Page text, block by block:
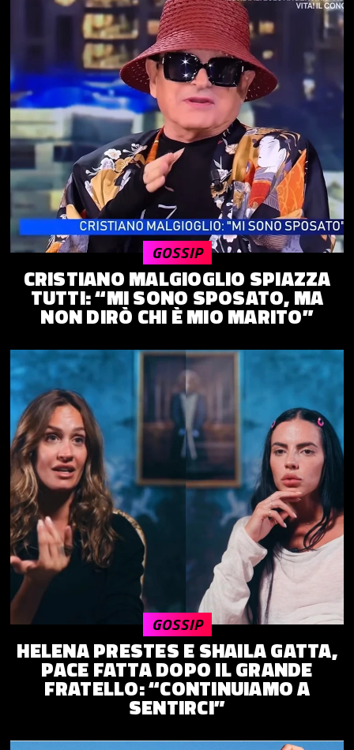
CRISTIANO MALGIOGLIO SPIAZZA
TUTTI: “MI SONO SPOSATO, MA
NON DIRÒ CHI È MIO MARITO”
GOSSIP
HELENA PRESTES E SHAILA GATTA,
PACE FATTA DOPO IL GRANDE
FRATELLO: “CONTINUIAMO A
SENTIRCI”
GOSSIP